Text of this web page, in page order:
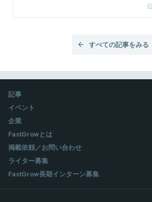
すべての記事をみる
記事
イベント
企業
FastGrowとは
掲載依頼／お問い合わせ
ライター募集
FastGrow長期インターン募集